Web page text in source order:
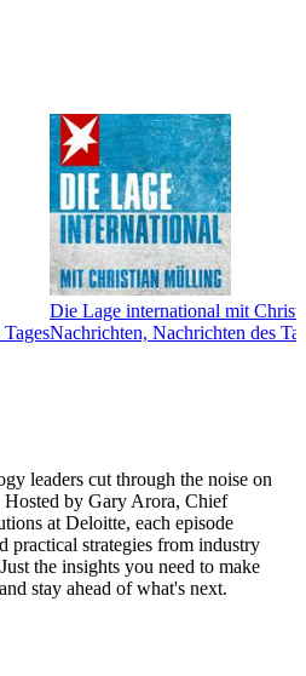
Die Lage international mit
Nachrichten, Nachrichten des
leaders cut through the noise on
by Gary Arora, Chief
at Deloitte, each episode
practical strategies from industry
the insights you need to make
stay ahead of what's next.